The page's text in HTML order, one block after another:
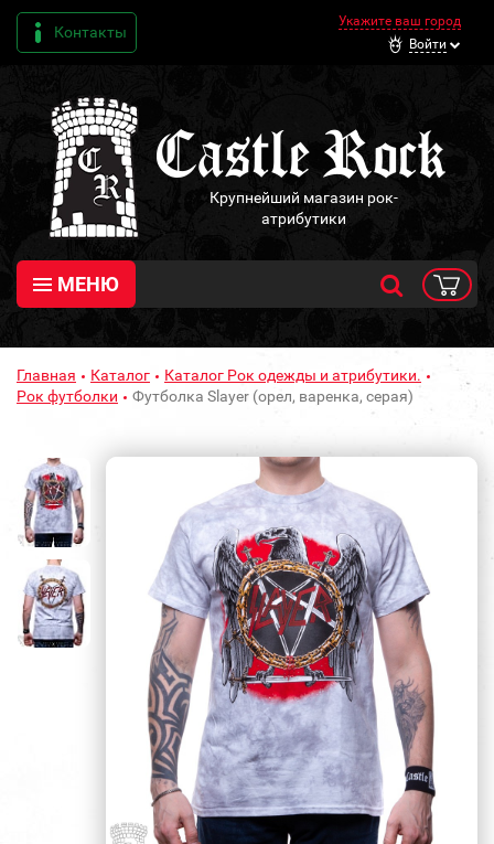
Контакты
Укажите ваш город
Войти
Крупнейший магазин рок-
атрибутики
МЕНЮ
Главная Каталог
Каталог Рок одежды и атрибутики.
Рок футболки
Футболка Slayer (орел, варенка, серая)